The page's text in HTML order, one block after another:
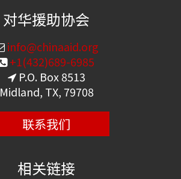
对华援助协会
info@chinaaid.org
+1(432)689-6985
P.O. Box 8513
Midland, TX, 79708
联系我们
相关链接